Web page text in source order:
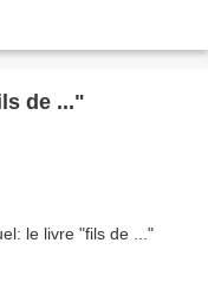
de ..."